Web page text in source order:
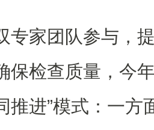
专家团队参与，
保检查质量，今
推进”模式：一方